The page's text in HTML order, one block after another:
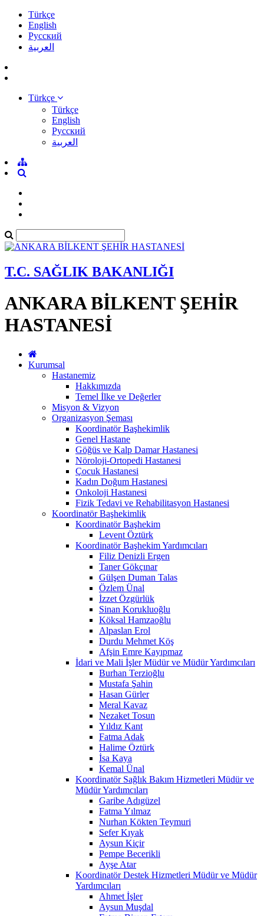
Türkçe
English
Pусский
العربية
Türkçe
Türkçe
English
Pусский
العربية
T.C. SAĞLIK BAKANLIĞI
ANKARA BİLKENT ŞEHİR
HASTANESİ
Kurumsal
Hastanemiz
Hakkımızda
Temel İlke ve Değerler
Misyon & Vizyon
Organizasyon Şeması
Koordinatör Başhekimlik
Genel Hastane
Göğüs ve Kalp Damar Hastanesi
Nöroloji-Ortopedi Hastanesi
Çocuk Hastanesi
Kadın Doğum Hastanesi
Onkoloji Hastanesi
Fizik Tedavi ve Rehabilitasyon Hastanesi
Koordinatör Başhekimlik
Koordinatör Başhekim
Levent Öztürk
Koordinatör Başhekim Yardımcıları
Filiz Denizli Ergen
Taner Gökçınar
Gülşen Duman Talas
Özlem Ünal
İzzet Özgürlük
Sinan Korukluoğlu
Köksal Hamzaoğlu
Alpaslan Erol
Durdu Mehmet Köş
Afşin Emre Kayıpmaz
İdari ve Mali İşler Müdür ve Müdür Yardımcıları
Burhan Terzioğlu
Mustafa Şahin
Hasan Gürler
Meral Kavaz
Nezaket Tosun
Yıldız Kant
Fatma Adak
Halime Öztürk
İsa Kaya
Kemal Ünal
Koordinatör Sağlık Bakım Hizmetleri Müdür ve
Müdür Yardımcıları
Garibe Adıgüzel
Fatma Yılmaz
Nurhan Kökten Teymuri
Sefer Kıyak
Aysun Kiçir
Pempe Becerikli
Ayşe Atar
Koordinatör Destek Hizmetleri Müdür ve Müdür
Yardımcıları
Ahmet İşler
Aysun Muşdal